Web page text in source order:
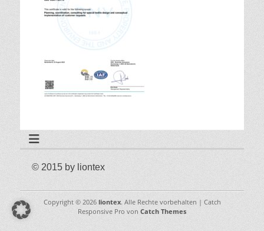
© 2015 by liontex
Copyright © 2026 liontex. Alle Rechte vorbehalten | Catch
Responsive Pro von Catch Themes